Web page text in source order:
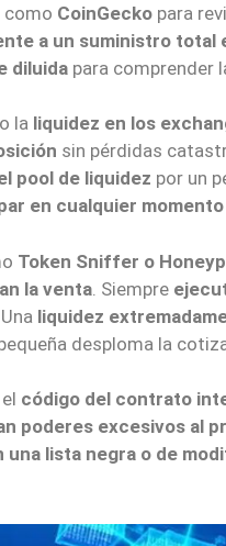
como CoinGecko para
a un suministro total
diluida para comprender
la liquidez en los
sin pérdidas
pool de liquidez por un
en cualquier momento
Token Sniffer o
la venta . Siempre
liquidez
desploma la
código del contrato
poderes excesivos al
lista negra o de